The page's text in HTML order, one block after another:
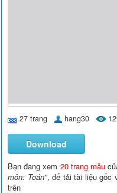
27 trang hang30
Download
Bạn đang xem 20 trang mẫu
môn: Toán", để tải tài liệu gốc
trên